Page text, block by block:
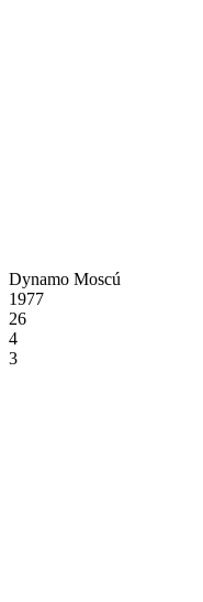
Dynamo Moscú
1977
26
4
3